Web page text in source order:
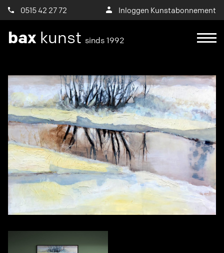
0515 42 27 72 Inloggen Kunstabonnement
bax kunst sinds 1992